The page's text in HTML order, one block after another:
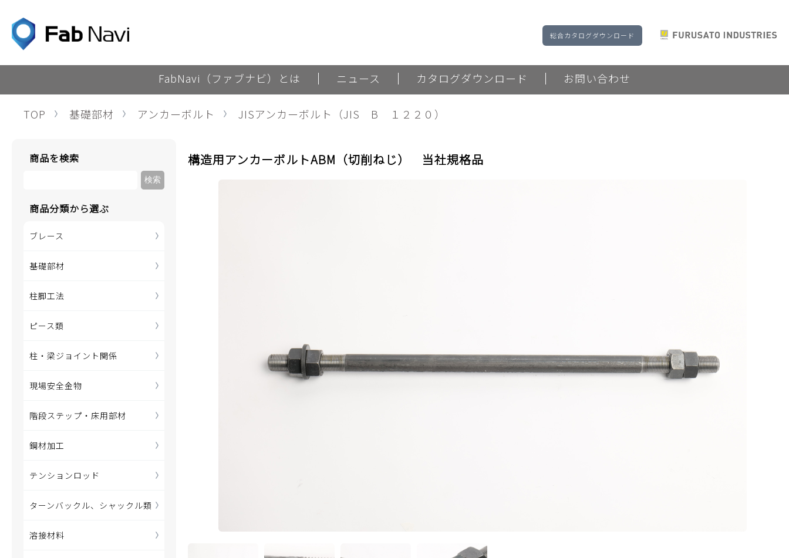
総合カタログダウンロード
FabNavi（ファブナビ）とは ニュース カタログダウンロード お問い合わせ
TOP 基礎部材 アンカーボルト JISアンカーボルト（JIS B １２２０）
商品を検索
商品分類から選ぶ
ブレース
基礎部材
柱脚工法
ピース類
柱・梁ジョイント関係
現場安全金物
階段ステップ・床用部材
鋼材加工
テンションロッド
ターンバックル、シャックル類
溶接材料
構造用アンカーボルトABM（切削ねじ） 当社規格品